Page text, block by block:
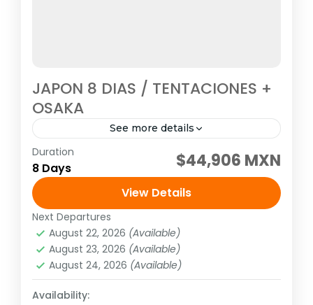
JAPON 8 DIAS / TENTACIONES +
OSAKA
See more details
Visitando: Tokio, Hakone, Nara, Kioto, Osaka
Salidas: Todos los Martes o viernes o lunes
(garantizadas con un mínimo de dos
personas adultas) hasta el de...
Asia,Asia del extremo oriente
1 Person
Duration
8 Days $44,906 MXN
View Details
Next Departures
August 22, 2026 (Available)
August 23, 2026 (Available)
August 24, 2026 (Available)
Availability: